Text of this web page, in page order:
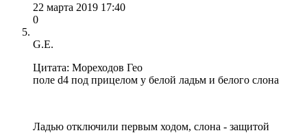
22 марта 2019 17:40
0
G.E.
Цитата: Мореходов Гео
поле d4 под прицелом у белой ладьм и белого слона
Ладью отключили первым ходом, слона - защитой